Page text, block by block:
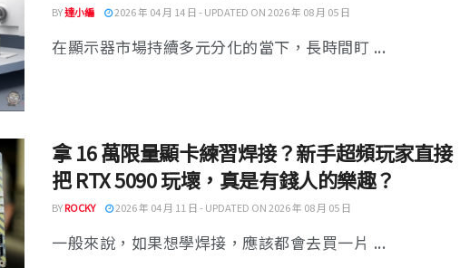
BY達小編 2026 年 04 月 14 日 - UPDATED ON 2026 年 08 月 05 日
在顯示器市場持續多元分化的當下，長時間盯 ...
拿 16 萬限量顯卡練習焊接？新手超頻玩家直接
把 RTX 5090 玩壞，真是有錢人的樂趣？
BYROCKY 2026 年 04 月 11 日 - UPDATED ON 2026 年 08 月 05 日
一般來說，如果想學焊接，應該都會去買一片 ...